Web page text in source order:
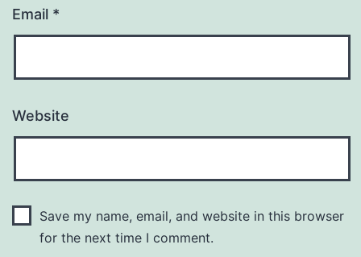
Email *
Website
Save my name, email, and website in this browser
for the next time I comment.